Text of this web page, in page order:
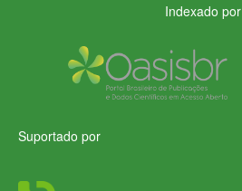
Indexado por
Suportado por